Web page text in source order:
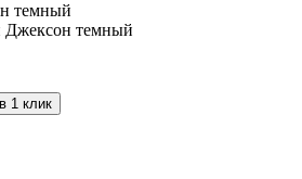
Джексон темный
1 клик